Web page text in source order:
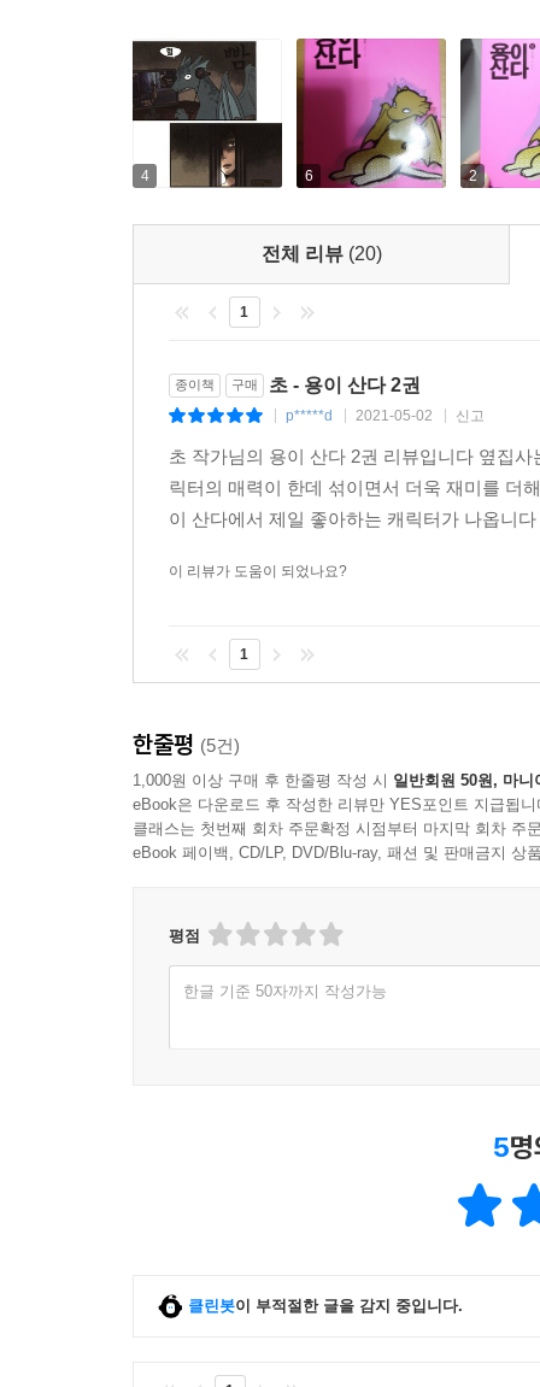
4 6 2
전체 리뷰 (20)
1
종이책 구매 초 - 용이 산다 2권
p*****d 2021-05-02 신고
초 작가님의 용이 산다 2권 리뷰입니다 옆집
릭터의 매력이 한데 섞이면서 더욱 재미를 더
이 산다에서 제일 좋아하는 캐릭터가 나옵니
이 리뷰가 도움이 되었나요?
1
한줄평 (5건)
1,000원 이상 구매 후 한줄평 작성 시 일반회원 50원, 마니
eBook은 다운로드 후 작성한 리뷰만 YES포인트 지급됩니
클래스는 첫번째 회차 주문확정 시점부터 마지막 회차 주
eBook 페이백, CD/LP, DVD/Blu-ray, 패션 및 판매금지 상
평점
한글 기준 50자까지 작성가능
5
클린봇이 부적절한 글을 감지 중입니다.